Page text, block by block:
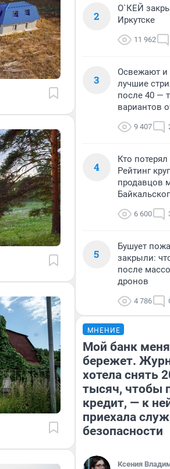
2
О`КЕЙ
Иркутске
11 962
3
Освежают
лучшие
после 40 —
вариантов
9 407
4
Кто
Рейтинг
продавцов
6 600
5
Бушует
закрыли:
после
дронов
4 786
МНЕНИЕ
Мой банк меня
бережет.
хотела снять
тысяч, чтобы
кредит, — к
приехала
безопасности
Ксения